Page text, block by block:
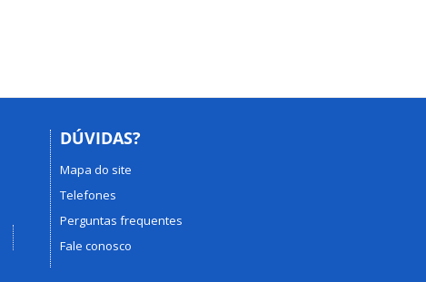
DÚVIDAS?
Mapa do site
Telefones
Perguntas frequentes
Fale conosco